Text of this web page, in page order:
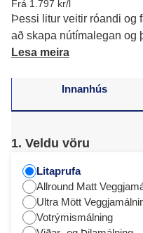
Frá 1.797 kr/l
Þessi litur veitir róandi og
að skapa nútímalegan og
Lesa meira
Innanhús
1. Veldu vöru
Litaprufa
Allround Matt
Ultra Mött
Votrýmismálning